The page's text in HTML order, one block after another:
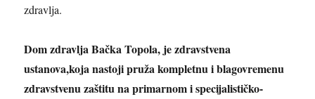
zdravlja.
Dom zdravlja Bačka Topola, je zdravstvena
ustanova,koja nastoji pruža kompletnu i blagovremenu
zdravstvenu zaštitu na primarnom i specijalističko-